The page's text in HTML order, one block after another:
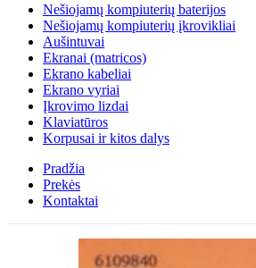
Nešiojamų kompiuterių baterijos
Nešiojamų kompiuterių įkrovikliai
Aušintuvai
Ekranai (matricos)
Ekrano kabeliai
Ekrano vyriai
Įkrovimo lizdai
Klaviatūros
Korpusai ir kitos dalys
Pradžia
Prekės
Kontaktai